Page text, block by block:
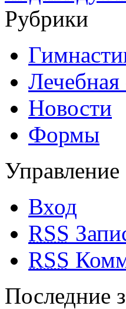
Рубрики
Лечебная
Новости
Формы
Управление
Вход
RSS
RSS
Последние